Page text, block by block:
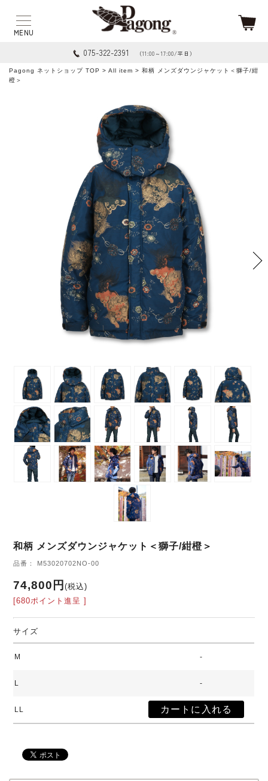
075-322-2391 （11:00～17:00/平日）
Pagong ネットショップ TOP > All item > 和柄 メンズダウンジャケット＜獅子/紺
橙＞
和柄 メンズダウンジャケット＜獅子/紺橙＞
品番： M53020702NO-00
74,800円(税込)
[680ポイント進呈 ]
サイズ
M -
L -
LL